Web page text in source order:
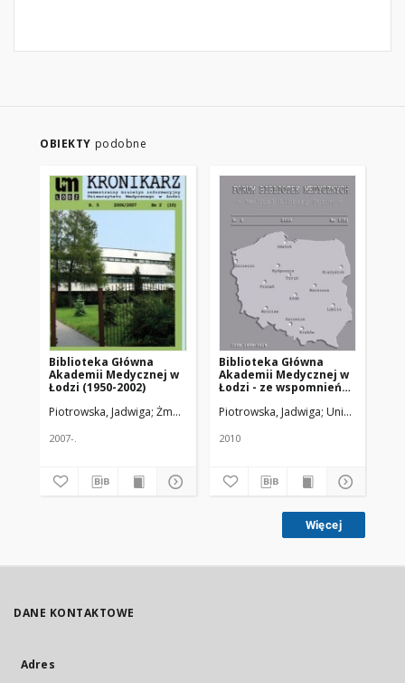
OBIEKTY podobne
Biblioteka Główna
Akademii Medycznej w
Łodzi (1950-2002)
Piotrowska, Jadwiga Żmuda, Ryszard. Red. nacz.
2007-.
Biblioteka Główna
Akademii Medycznej w
Łodzi - ze wspomnień
Piotrowska, Jadwiga Uniwersytet
2010
Więcej
DANE KONTAKTOWE
Adres